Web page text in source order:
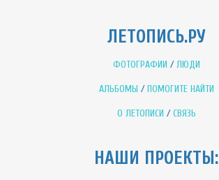
ЛЕТОПИСЬ.РУ
ФОТОГРАФИИ /ЛЮДИ
АЛЬБОМЫ /ПОМОГИТЕ НАЙТИ
О ЛЕТОПИСИ /СВЯЗЬ
НАШИ ПРОЕКТЫ: